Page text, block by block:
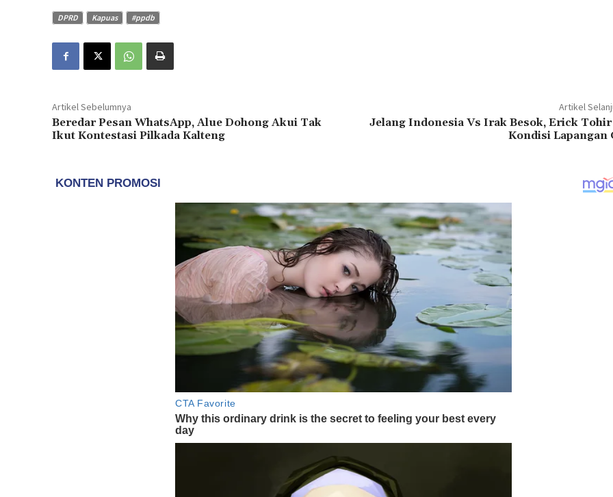
DPRD Kapuas #ppdb
Artikel Sebelumnya
Beredar Pesan WhatsApp, Alue Dohong Akui Tak
Ikut Kontestasi Pilkada Kalteng
Artikel
Jelang Indonesia Vs Irak Besok, Erick Tohir
Kondisi Lapangan